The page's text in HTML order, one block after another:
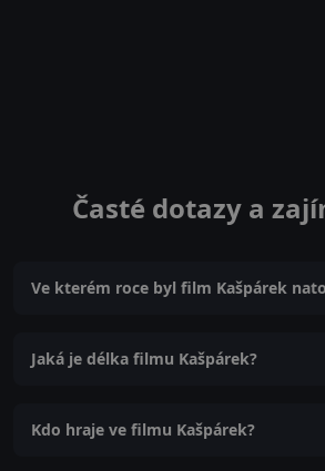
Časté dotazy a
Ve kterém roce byl film Kašpárek
Jaká je délka filmu Kašpárek?
Kdo hraje ve filmu Kašpárek?